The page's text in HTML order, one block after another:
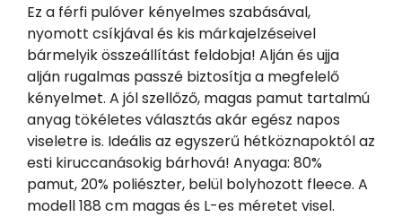
Ez a férfi pulóver kényelmes szabásával,
nyomott csíkjával és kis márkajelzéseivel
bármelyik összeállítást feldobja! Alján és ujja
alján rugalmas passzé biztosítja a megfelelő
kényelmet. A jól szellőző, magas pamut tartalmú
anyag tökéletes választás akár egész napos
viseletre is. Ideális az egyszerű hétköznapoktól az
esti kiruccanásokig bárhová! Anyaga: 80%
pamut, 20% poliészter, belül bolyhozott fleece. A
modell 188 cm magas és L-es méretet visel.